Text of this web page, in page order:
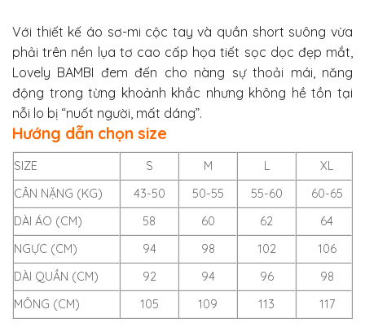
Với thiết kế áo sơ-mi cộc tay và quần short suông vừa
phải trên nền lụa tơ cao cấp họa tiết sọc dọc đẹp mắt,
Lovely BAMBI đem đến cho nàng sự thoải mái, năng
động trong từng khoảnh khắc nhưng không hề tồn tại
nỗi lo bị “nuốt người, mất dáng”.
Hướng dẫn chọn size
SIZE S M L
XL
CÂN NẶNG (KG)
43-50 50-55 55-60
60-65
DÀI ÁO (CM)
58 60 62
64
NGỰC (CM)
94 98 102
106
DÀI QUẦN (CM)
92 94 96
98
MÔNG (CM)
105 109 113 117